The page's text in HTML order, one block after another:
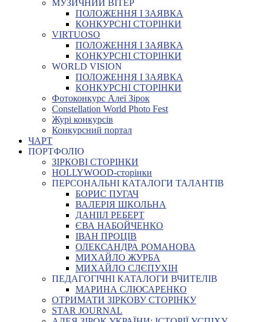
МУЗИЧНИЙ ВІТЕР
ПОЛОЖЕННЯ І ЗАЯВКА
КОНКУРСНІ СТОРІНКИ
VIRTUOSO
ПОЛОЖЕННЯ І ЗАЯВКА
КОНКУРСНІ СТОРІНКИ
WORLD VISION
ПОЛОЖЕННЯ І ЗАЯВКА
КОНКУРСНІ СТОРІНКИ
Фотоконкурс Алеї Зірок
Constellation World Photo Fest
Журі конкурсів
Конкурсний портал
ЧАРТ
ПОРТФОЛІО
ЗІРКОВІ СТОРІНКИ
HOLLYWOOD-сторінки
ПЕРСОНАЛЬНІ КАТАЛОГИ ТАЛАНТІВ
БОРИС ПУГАЧ
ВАЛЕРІЯ ШКОЛЬНА
ДАНІІЛ РЕБЕРТ
ЄВА НАБОЙЧЕНКО
ІВАН ПРОЦІВ
ОЛЕКСАНДРА РОМАНОВА
МИХАЙЛО ЖУРБА
МИХАЙЛО СЛЄПУХІН
ПЕДАГОГІЧНІ КАТАЛОГИ ВЧИТЕЛІВ
МАРИНА СЛЮСАРЕНКО
ОТРИМАТИ ЗІРКОВУ СТОРІНКУ
STAR JOURNAL